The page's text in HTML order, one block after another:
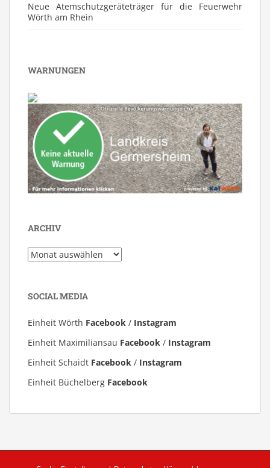
Neue Atemschutzgeräteträger für die Feuerwehr
Wörth am Rhein
WARNUNGEN
ARCHIV
Archiv
SOCIAL MEDIA
Einheit Wörth Facebook / Instagram
Einheit Maximiliansau Facebook / Instagram
Einheit Schaidt Facebook / Instagram
Einheit Büchelberg Facebook